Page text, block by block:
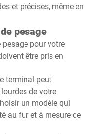
et précises, même en
pesage
pour votre
être pris en
terminal peut
de votre
un modèle qui
au fur et à mesure de